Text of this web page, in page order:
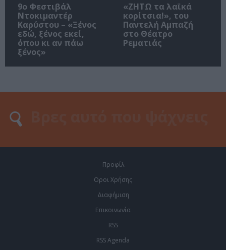
9ο Φεστιβάλ
Ντοκιμαντέρ
Καρύστου – «Ξένος
εδώ, ξένος εκεί,
όπου κι αν πάω
ξένος»
«ΖΗΤΩ τα λαϊκά
κορίτσια!», του
Παντελή Αμπαζή
στο Θέατρο
Ρεματιάς
Προφίλ
Οροι Χρήσης
Διαφήμιση
Επικοινωνία
RSS
RSS Agenda